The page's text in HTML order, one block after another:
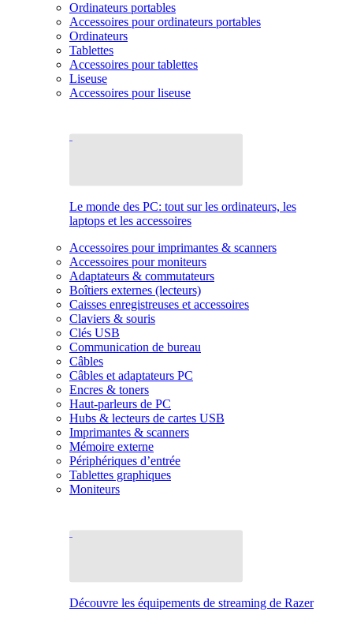
Ordinateurs portables
Accessoires pour ordinateurs portables
Ordinateurs
Tablettes
Accessoires pour tablettes
Liseuse
Accessoires pour liseuse
Le monde des PC: tout sur les ordinateurs, les
laptops et les accessoires
Accessoires pour imprimantes & scanners
Accessoires pour moniteurs
Adaptateurs & commutateurs
Boîtiers externes (lecteurs)
Caisses enregistreuses et accessoires
Claviers & souris
Clés USB
Communication de bureau
Câbles
Câbles et adaptateurs PC
Encres & toners
Haut-parleurs de PC
Hubs & lecteurs de cartes USB
Imprimantes & scanners
Mémoire externe
Périphériques d’entrée
Tablettes graphiques
Moniteurs
Découvre les équipements de streaming de Razer